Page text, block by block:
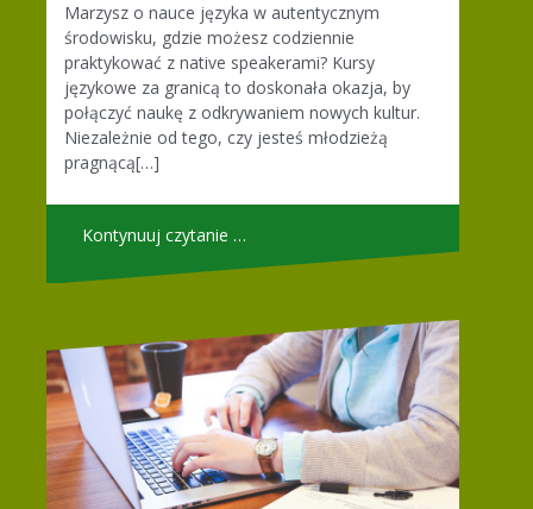
Marzysz o nauce języka w autentycznym
środowisku, gdzie możesz codziennie
praktykować z native speakerami? Kursy
językowe za granicą to doskonała okazja, by
połączyć naukę z odkrywaniem nowych kultur.
Niezależnie od tego, czy jesteś młodzieżą
pragnącą[…]
Kontynuuj czytanie …